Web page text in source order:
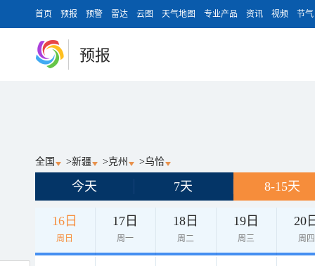
首页 预报 预警 雷达 云图 天气地图 专业产品 资讯 视频 节气
预报
全国 >新疆 >克州 >乌恰
今天 7天 8-15天
16日
周日
17日
周一
18日
周二
19日
周三
20
周四